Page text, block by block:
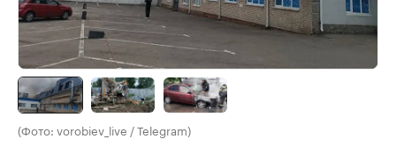
(Фото: vorobiev_live / Telegram)